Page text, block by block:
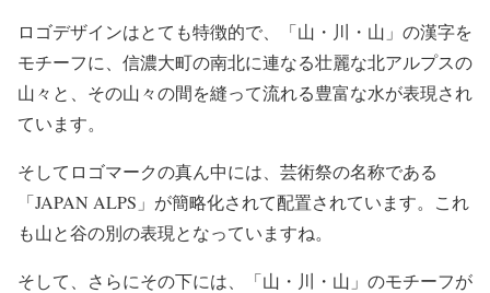
ロゴデザインはとても特徴的で、「山・川・山」の漢字を
モチーフに、信濃大町の南北に連なる壮麗な北アルプスの
山々と、その山々の間を縫って流れる豊富な水が表現され
ています。
そしてロゴマークの真ん中には、芸術祭の名称である
「JAPAN ALPS」が簡略化されて配置されています。これ
も山と谷の別の表現となっていますね。
そして、さらにその下には、「山・川・山」のモチーフが